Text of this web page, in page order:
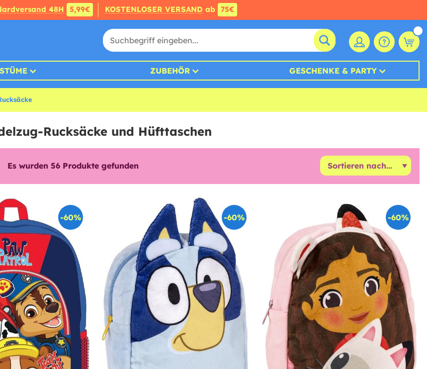
48H 5,99€ KOSTENLOSER VERSAND ab 75€
ZUBEHÖR GESCHENKE & PARTY
Rucksäcke und Hüfttaschen
Es wurden 56Produkte gefunden
-60% -60% -60%